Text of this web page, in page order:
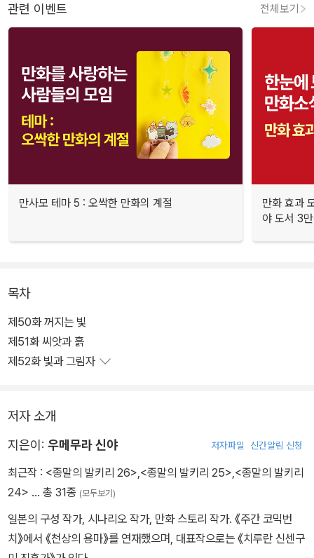
관련 이벤트 전체보기
만사모 테마 5 : 오싹한 만화의 계절
만화 효과
야 도서 3
목차
제50화 꺼지는 빛
제51화 씨앗과 흙
제52화 빛과 그림자
저자 소개
지은이: 우메무라 신야 저자파일 신간알림 신청
최근작 : <종말의 발키리 26> <종말의 발키리 25> <종말의 발키리
24> … 총 31종 (모두보기)
일본의 구성 작가, 시나리오 작가, 만화 스토리 작가. 《주간 코믹번
치》에서 《천상의 용마》를 연재했으며, 대표작으로는 《치루란 신센구